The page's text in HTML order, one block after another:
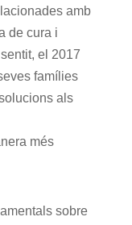
amb
de cura i
el 2017
famílies
als
més
sobre